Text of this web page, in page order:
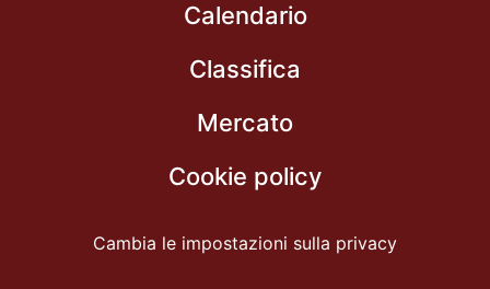
Calendario
Classifica
Mercato
Cookie policy
Cambia le impostazioni sulla privacy